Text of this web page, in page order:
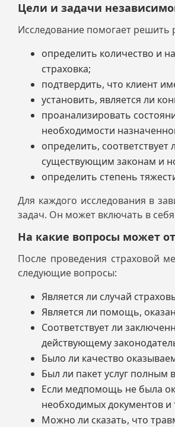
Цели и задачи
Исследование помогает решить
определить количество и
страховка;
подтвердить, что клиент
установить, является ли
проанализировать
необходимости
определить,
существующим законам и
определить степень
Для каждого исследования в
задач. Он может включать в
На какие вопросы может
После проведения страховой
следующие вопросы:
Является ли случай
Является ли помощь,
Соответствует ли
действующему
Было ли качество
Был ли пакет услуг полным
Если медпомощь не была
необходимых документов и
Можно ли сказать, что